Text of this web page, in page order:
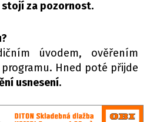
za pozornost.
úvodem, ověřením
Hned poté přijde
usnesení.